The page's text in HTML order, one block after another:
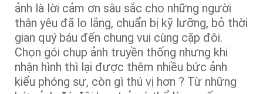
ảnh là lời cảm ơn sâu sắc cho những người
thân yêu đã lo lắng, chuẩn bị kỹ lưỡng, bỏ thời
gian quý báu đến chung vui cùng cặp đôi.
Chọn gói chụp ảnh truyền thống nhưng khi
nhận hình thì lại được thêm nhiều bức ảnh
kiểu phóng sự, còn gì thú vị hơn ? Từ những